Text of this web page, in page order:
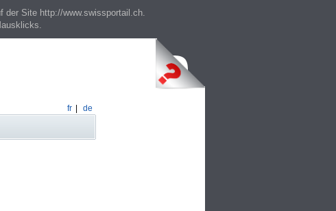
der Site http://www.swissportail.ch.
fr de